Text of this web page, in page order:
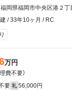
福岡県福岡市中央区港２丁
/ 33年10ヶ月 / RC
万円
理費不要）
要 礼 56,000円